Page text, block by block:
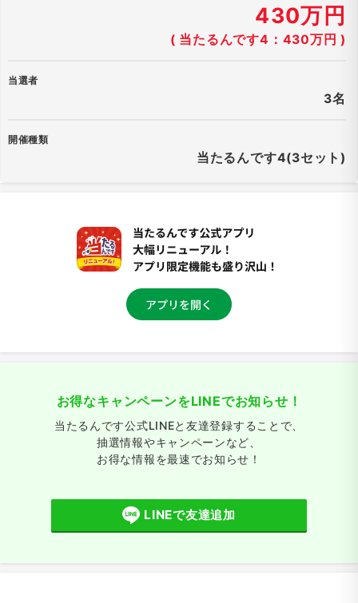
430万円
( 当たるんです4：430万円 )
当選者
3名
開催種類
当たるんです4(3セット)
お得なキャンペーンをLINEでお知らせ！
当たるんです公式LINEと友達登録することで、
抽選情報やキャンペーンなど、
お得な情報を最速でお知らせ！
LINEで友達追加